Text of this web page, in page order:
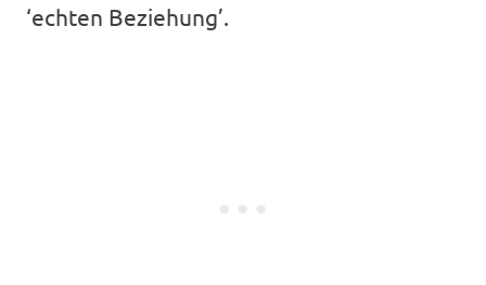
‘echten Beziehung’.